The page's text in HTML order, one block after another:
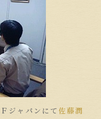
ジャパンにて 佐藤潤